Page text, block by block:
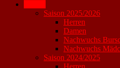
Saison 2025/2026
Herren
Damen
Nachwuchs
Nachwuchs
Saison 2024/2025
Herren